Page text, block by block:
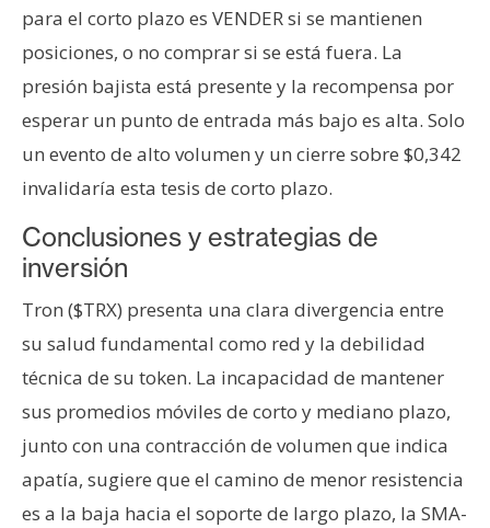
para el corto plazo es VENDER si se mantienen
posiciones, o no comprar si se está fuera. La
presión bajista está presente y la recompensa por
esperar un punto de entrada más bajo es alta. Solo
un evento de alto volumen y un cierre sobre $0,342
invalidaría esta tesis de corto plazo.
Conclusiones y estrategias de
inversión
Tron ($TRX) presenta una clara divergencia entre
su salud fundamental como red y la debilidad
técnica de su token. La incapacidad de mantener
sus promedios móviles de corto y mediano plazo,
junto con una contracción de volumen que indica
apatía, sugiere que el camino de menor resistencia
es a la baja hacia el soporte de largo plazo, la SMA-